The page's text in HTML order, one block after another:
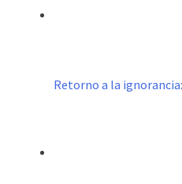
Retorno a la